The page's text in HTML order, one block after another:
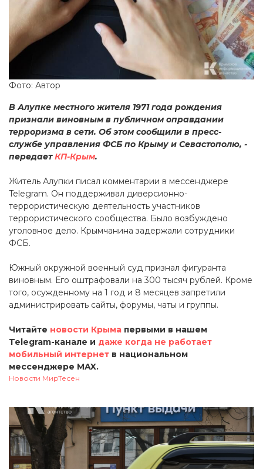
Фото: Автор
В Алупке местного жителя 1971 года рождения
признали виновным в публичном оправдании
терроризма в сети. Об этом сообщили в пресс-
службе управления ФСБ по Крыму и Севастополю, -
передаетКП-Крым.
Житель Алупки писал комментарии в мессенджере
Telegram. Он поддерживал диверсионно-
террористическую деятельность участников
террористического сообщества. Было возбуждено
уголовное дело. Крымчанина задержали сотрудники
ФСБ.
Южный окружной военный суд признал фигуранта
виновным. Его оштрафовали на 300 тысяч рублей. Кроме
того, осужденному на 1 год и 8 месяцев запретили
администрировать сайты, форумы, чаты и группы.
Читайте новости Крыма первыми в нашем
Telegram-канале и даже когда не работает
мобильный интернет в национальном
мессенджере MAX.
Новости МирТесен